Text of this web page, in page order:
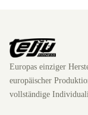
Europas einziger
europäischer
vollständige